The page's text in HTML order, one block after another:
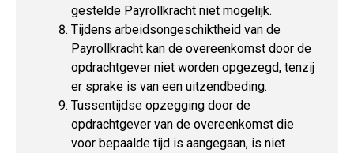
gestelde Payrollkracht niet mogelijk.
Tijdens arbeidsongeschiktheid van de
Payrollkracht kan de overeenkomst door de
opdrachtgever niet worden opgezegd, tenzij
er sprake is van een uitzendbeding.
Tussentijdse opzegging door de
opdrachtgever van de overeenkomst die
voor bepaalde tijd is aangegaan, is niet